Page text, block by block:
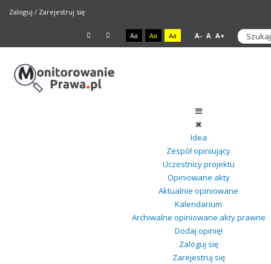
Zaloguj / Zarejestruj się
Aa Aa Aa A- A A+
Idea
Zespół opiniujący
Uczestnicy projektu
Opiniowane akty
Aktualnie opiniowane
Kalendarium
Archiwalne opiniowane akty prawne
Dodaj opinię!
Zaloguj się
Zarejestruj się